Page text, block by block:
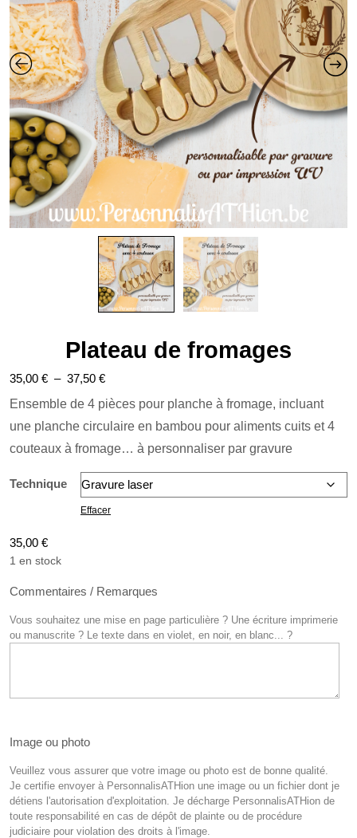
Plateau de fromages
35,00 € – 37,50 €Plage
de
prix :
35,00 €
37,50 €
Ensemble de 4 pièces pour planche à fromage, incluant
une planche circulaire en bambou pour aliments cuits et 4
couteaux à fromage… à personnaliser par gravure
Technique
Effacer
35,00 €
1 en stock
Commentaires / Remarques
Vous souhaitez une mise en page particulière ? Une écriture imprimerie
ou manuscrite ? Le texte dans en violet, en noir, en blanc... ?
Image ou photo
Veuillez vous assurer que votre image ou photo est de bonne qualité.
Je certifie envoyer à PersonnalisATHion une image ou un fichier dont je
détiens l'autorisation d'exploitation. Je décharge PersonnalisATHion de
toute responsabilité en cas de dépôt de plainte ou de procédure
judiciaire pour violation des droits à l'image.